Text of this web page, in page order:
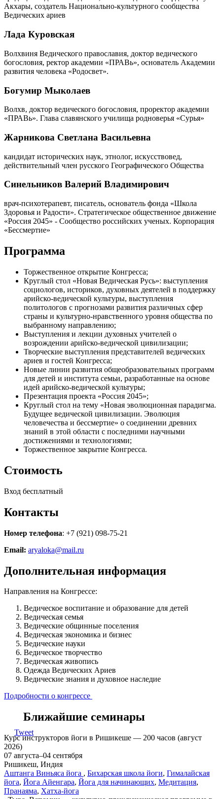
Акхары, создатель Национально-культурного сообщества
Ведических ариев
Лада Куровская
Волхвиня Ведического православия, доктор ведического
богословия, ректор академии «ПРАВь», основатель Академии
развития человека «Родосвет».
Богумир Мыколаев
Волхв, доктор ведического богословия, проректор академии
«ПРАВь». Глава славянского училища родноверья «Сурья»
Жарникова Светлана Васильевна
кандидат исторических наук, этнолог, искусствовед,
действительный член русского Географического Общества
Синельников Валерий Владимирович
врач-психотерапевт, писатель, основатель фонда «Школа
Здоровья и Радости». Стратегическое общественное движение
«Россия 2045» - Сообщество российских ученых. Корпорация
«Бессмертие»
Программа
Торжественное открытие Конгресса;
Круглый стол «Новая Ведическая Русь»: выступления
социологов, историков, духовных деятелей в поддержку
арийско-ведической культуры, выступления
политологов с прогнозами развития различных сфер
страны и культурно-нравственного уровня общества по
выбранному направлению;
Выступления и лекции духовных учителей о
возрождении арийско-ведической цивилизации;
Творческие выступления представителей ведических
ариев и гостей Конгресса;
Новые линии развития общеобразовательных программ
для детей и института семьи, разработанные на основе
идей арийско-ведической культуры;
Презентация проекта «Россия 2045»;
Круглый стол на тему «Новая эволюционная парадигма.
Будущее ведической цивилизации. Эволюция
человечества и бессмертие» о соединении древних
знаний в этой области с последними научными
достижениями и технологиями;
Торжественное закрытие Конгресса.
Стоимость
Вход бесплатный
Контакты
Номер телефона: +7 (921) 098-75-21
Email: aryaloka@mail.ru
Дополнительная информация
Направления на Конгрессе:
Ведическое воспитание и образование для детей
Ведическая семья
Ведические общинные поселения
Ведическая экономика и бизнес
Ведические науки
Ведическое творчество
Ведическая живопись
Одежда Ведических Ариев
Ведические знания и духовное наследие
Подробности о конгрессе
Tweet
Ближайшие семинары
Курс инструкторов йоги в Ришикеше — 200 часов (август
2026)
07 августа–04 сентября
Ришикеш, Индия
Аштанга Виньяса йога , Бихарская школа йоги, Гималайская
йога, Йога Айенгара, Йога для начинающих, Медитация,
Пранаяма, Хатха-йога